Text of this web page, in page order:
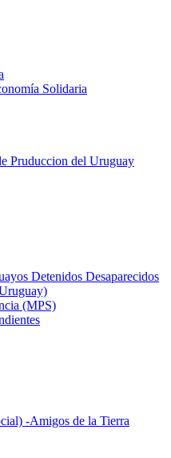
Solidaria
Pruduccion del Uruguay
Detenidos Desaparecidos
(MPS)
-Amigos de la Tierra